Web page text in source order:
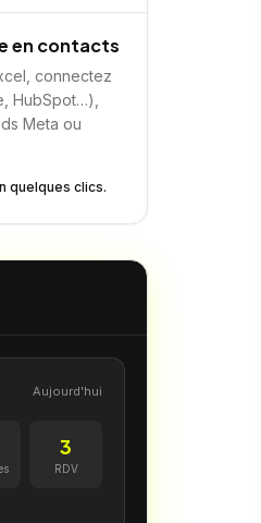
en contacts
connectez
HubSpot…),
Meta ou
quelques clics.
Aujourd'hui
3
RDV